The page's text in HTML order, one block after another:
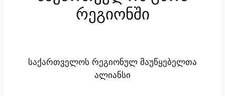
რეგიონში
საქართველოს რეგიონულ მაუწყებელთა
ალიანსი